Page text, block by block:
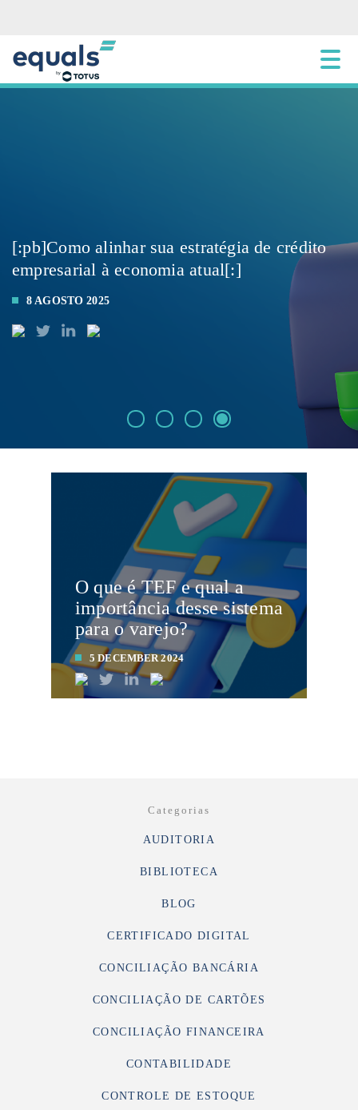
[:pb]Como alinhar sua estratégia de crédito
empresarial à economia atual[:]
8 AGOSTO 2025
O que é TEF e qual a
importância desse sistema
para o varejo?
5 DECEMBER 2024
Categorias
AUDITORIA
BIBLIOTECA
BLOG
CERTIFICADO DIGITAL
CONCILIAÇÃO BANCÁRIA
CONCILIAÇÃO DE CARTÕES
CONCILIAÇÃO FINANCEIRA
CONTABILIDADE
CONTROLE DE ESTOQUE